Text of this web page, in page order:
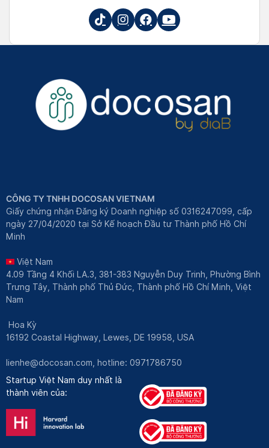
CÔNG TY TNHH DOCOSAN VIETNAM
Giấy chứng nhận Đăng ký Doanh nghiệp số 0316247099, cấp
ngày 27/04/2020 tại Sở Kế hoạch Đầu tư Thành phố Hồ Chí
Minh
Việt Nam
4.09 Tầng 4 Khối LA.3, 381-383 Nguyễn Duy Trinh, Phường Bình
Trưng Tây, Thành phố Thủ Đức, Thành phố Hồ Chí Minh, Việt
Nam
Hoa Kỳ
16192 Coastal Highway, Lewes, DE 19958, USA
lienhe@docosan.com , hotline: 0971786750
Startup Việt Nam duy nhất là
thành viên của: